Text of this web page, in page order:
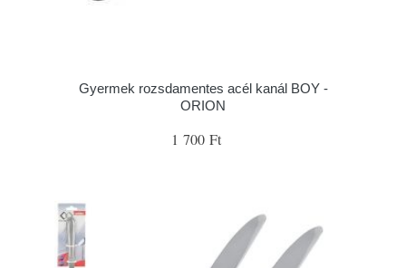
Gyermek rozsdamentes acél kanál BOY -
ORION
1 700 Ft